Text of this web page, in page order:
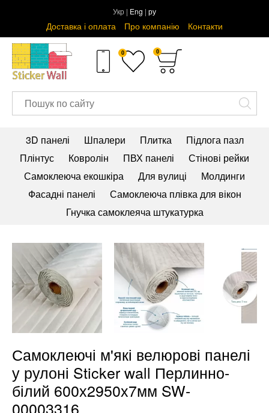
Укр | Eng | ру
Доставка і оплата Про компанію Контакти
0 0
3D панелі Шпалери Плитка
Підлога пазл
Плінтус
Ковролін ПВХ панелі
Стінові рейки
Самоклеюча екошкіра
Для вулиці
Молдинги
Фасадні панелі
Самоклеюча плівка для вікон
Гнучка самоклеяча штукатурка
Самоклеючі м'які велюрові панелі
у рулоні Sticker wall Перлинно-
білий 600х2950х7мм SW-
00003316